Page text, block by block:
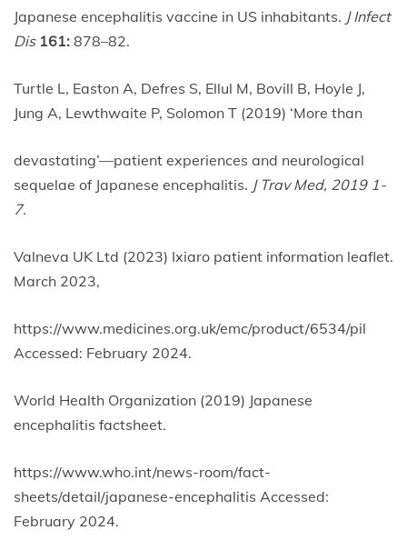
Japanese encephalitis vaccine in US inhabitants. J Infect
Dis 161: 878–82.
Turtle L, Easton A, Defres S, Ellul M, Bovill B, Hoyle J,
Jung A, Lewthwaite P, Solomon T (2019) ‘More than
devastating’—patient experiences and neurological
sequelae of Japanese encephalitis. J Trav Med, 2019 1-
7.
Valneva UK Ltd (2023) Ixiaro patient information leaflet.
March 2023,
https://www.medicines.org.uk/emc/product/6534/pil
Accessed: February 2024.
World Health Organization (2019) Japanese
encephalitis factsheet.
https://www.who.int/news-room/fact-
sheets/detail/japanese-encephalitis Accessed:
February 2024.